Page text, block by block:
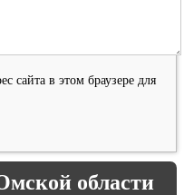
сайта в этом браузере для
области